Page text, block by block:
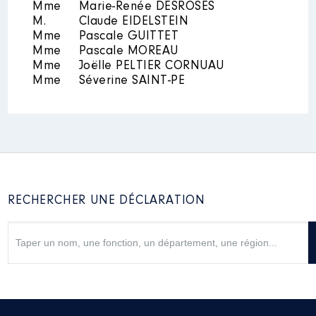
Rémunération ou gratification
Année Montant Type
2020 1 080 €
Net
Mandat : Conseil Départemental
Rémunération ou gratification
Mme
Marie-Renée DESROSES
M.
Claude EIDELSTEIN
Mme
Pascale GUITTET
Mme
Pascale MOREAU
Mme
Joëlle PELTIER CORNUAU
Mme
Séverine SAINT-PE
RECHERCHER UNE DÉCLARATION